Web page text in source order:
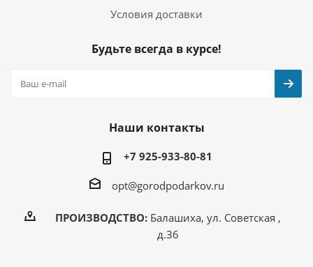
Условия доставки
Будьте всегда в курсе!
Наши контакты
+7 925-933-80-81
opt@gorodpodarkov.ru
ПРОИЗВОДСТВО:Балашиха, ул. Советская ,
д.36